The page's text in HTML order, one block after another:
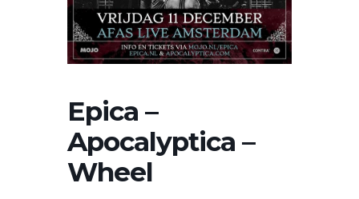
Epica –
Apocalyptica –
Wheel